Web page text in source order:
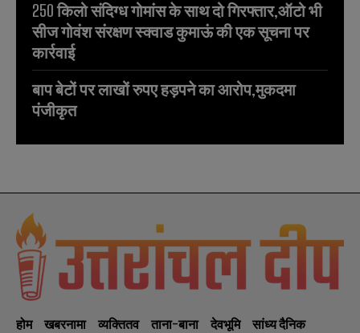
250 किलो संदिग्ध गोमांस के साथ दो गिरफ्तार,ऑटो भी
सीज गोवंश संरक्षण स्क्वाड कुमाऊं की एक सूचना पर
कार्रवाई
बाप बेटों पर लाखों रुपए हड़पने का आरोप,मुकदमा
पंजीकृत
होम खबरनामा व्यक्तितव ताना-बाना देवभूमि
सांध्य दैनिक